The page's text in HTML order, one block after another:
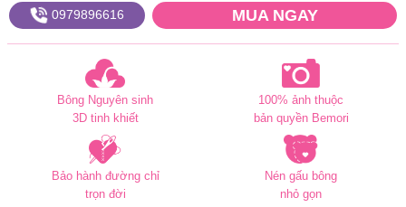
0979896616 MUA NGAY
Bông Nguyên sinh
3D tinh khiết
100% ảnh thuộc
bản quyền Bemori
Bảo hành đường chỉ
trọn đời
Nén gấu bông
nhỏ gọn